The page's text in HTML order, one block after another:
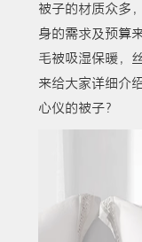
被子的材质众多
身的需求及预算
毛被吸湿保暖，
来给大家详细介
心仪的被子？